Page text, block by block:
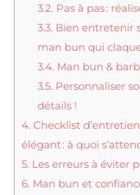
3.2. Pas à pas :
3.3. Bien entretenir
man bun qui
3.4. Man bun &
3.5. Personnaliser
détails !
4. Checklist
élégant : à quoi
5. Les erreurs à éviter
6. Man bun et